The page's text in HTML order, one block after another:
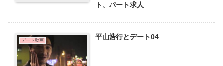
ト、パート求人
デート動画 平山浩行とデート04